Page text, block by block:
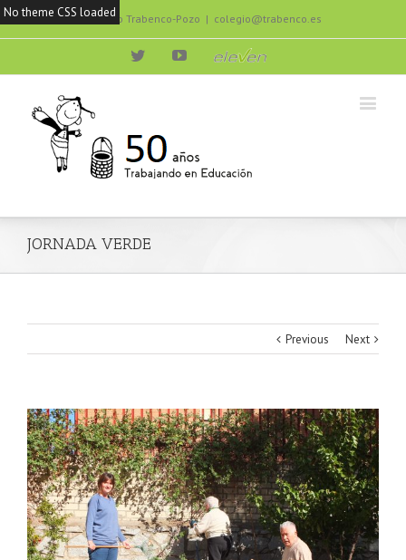
Colegio Trabenco-Pozo | colegio@trabenco.es
TwitterYoutube
eleven
JORNADA VERDE
Previous Next
View
Larger
Image
No theme CSS loaded